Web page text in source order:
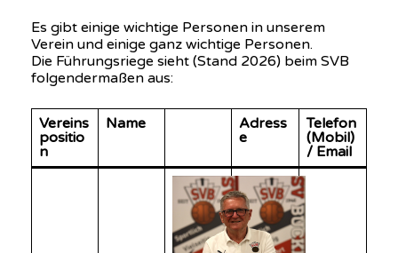
Es gibt einige wichtige Personen in unserem
Verein und einige ganz wichtige Personen.
Die Führungsriege sieht (Stand 2026) beim SVB
folgendermaßen aus:
Vereins
positio
n
Name
Adress
e
Telefon
(Mobil)
/ Email